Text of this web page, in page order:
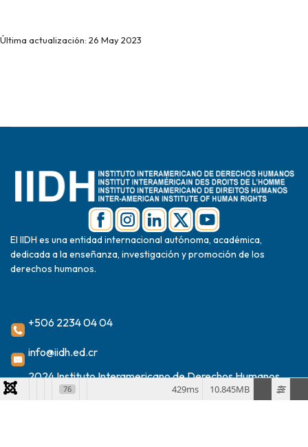
Última actualización: 26 May 2023
El IIDH es una entidad internacional autónoma, académica,
dedicada a la enseñanza, investigación y promoción de los
derechos humanos.
+506 2234 04 04
info@iidh.ed.cr
2024 Instituto Interamericano de Derechos Humanos
76 10.845MB
429ms